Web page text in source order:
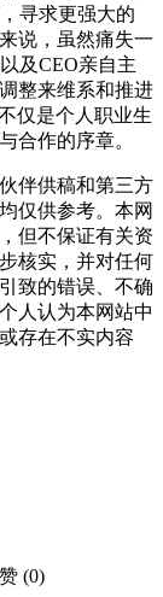
寻求更强大的
说，虽然痛失一
及CEO亲自主
整来维系和推进
仅是个人职业生
合作的序章。
伴供稿和第三方
仅供参考。本网
但不保证有关资
核实，并对任何
致的错误、不确
人认为本网站中
存在不实内容
赞 (0)